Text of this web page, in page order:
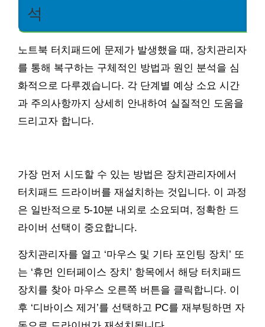
석
노트북 터치패드에 문제가 발생했을 때, 장치관리자
를 통해 복구하는 구체적인 방법과 원인 분석을 심
화적으로 다루겠습니다. 각 단계별 예상 소요 시간
과 주의사항까지 상세히 안내하여 실질적인 도움을
드리고자 합니다.
가장 먼저 시도할 수 있는 방법은 장치관리자에서
터치패드 드라이버를 재설치하는 것입니다. 이 과정
은 일반적으로 5-10분 내외로 소요되며, 정확한 드
라이버 선택이 중요합니다.
장치관리자를 열고 ‘마우스 및 기타 포인팅 장치’ 또
는 ‘휴먼 인터페이스 장치’ 항목에서 해당 터치패드
장치를 찾아 마우스 오른쪽 버튼을 클릭합니다. 이
후 ‘디바이스 제거’를 선택하고 PC를 재부팅하면 자